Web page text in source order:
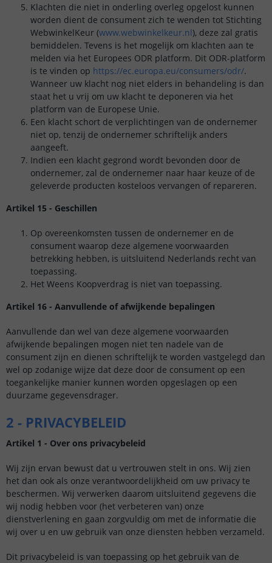
Klachten die niet in onderling overleg opgelost kunnen
worden dient de consument zich te wenden tot Stichting
WebwinkelKeur (www.webwinkelkeur.nl), deze zal gratis
bemiddelen. Tevens is het mogelijk om klachten aan te
melden via het Europees ODR platform. Dit ODR-platform
is te vinden op https://ec.europa.eu/consumers/odr/.
Wanneer uw klacht nog niet elders in behandeling is dan
staat het u vrij om uw klacht te deponeren via het
platform van de Europese Unie.
Een klacht schort de verplichtingen van de ondernemer
niet op, tenzij de ondernemer schriftelijk anders
aangeeft.
Indien een klacht gegrond wordt bevonden door de
ondernemer, zal de ondernemer naar haar keuze of de
geleverde producten kosteloos vervangen of repareren.
Artikel 15 - Geschillen
Op overeenkomsten tussen de ondernemer en de
consument waarop deze algemene voorwaarden
betrekking hebben, is uitsluitend Nederlands recht van
toepassing.
Het Weens Koopverdrag is niet van toepassing.
Artikel 16 - Aanvullende of afwijkende bepalingen
Aanvullende dan wel van deze algemene voorwaarden
afwijkende bepalingen mogen niet ten nadele van de
consument zijn en dienen schriftelijk te worden vastgelegd dan
wel op zodanige wijze dat deze door de consument op een
toegankelijke manier kunnen worden opgeslagen op een
duurzame gegevensdrager.
2 - PRIVACYBELEID
Artikel 1 - Over ons privacybeleid
Wij zijn ervan bewust dat u vertrouwen stelt in ons. Wij zien
het dan ook als onze verantwoordelijkheid om uw privacy te
beschermen. Wij verwerken daarom uitsluitend gegevens die
wij nodig hebben voor (het verbeteren van) onze
dienstverlening en gaan zorgvuldig om met de informatie die
wij over u en uw gebruik van onze diensten hebben verzameld.
Dit privacybeleid is van toepassing op het gebruik van de